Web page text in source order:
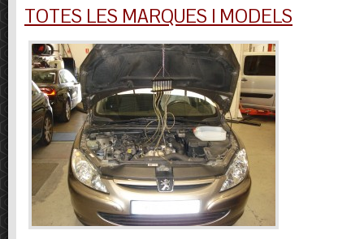
TOTES LES MARQUES I MODELS